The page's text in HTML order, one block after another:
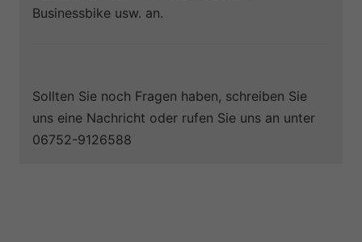
Businessbike usw. an.
Sollten Sie noch Fragen haben, schreiben Sie
uns eine Nachricht oder rufen Sie uns an unter
06752-9126588